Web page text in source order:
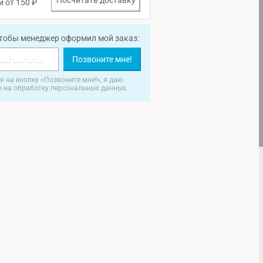
от 150 ₽
менеджер оформил мой заказ:
Позвоните мне!
на кнопку «Позвоните мне!», я даю
на обработку персональных данных.